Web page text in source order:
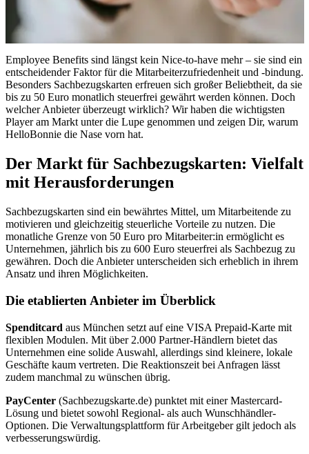
Employee Benefits sind längst kein Nice-to-have mehr – sie sind ein
entscheidender Faktor für die Mitarbeiterzufriedenheit und -bindung.
Besonders Sachbezugskarten erfreuen sich großer Beliebtheit, da sie
bis zu 50 Euro monatlich steuerfrei gewährt werden können. Doch
welcher Anbieter überzeugt wirklich? Wir haben die wichtigsten
Player am Markt unter die Lupe genommen und zeigen Dir, warum
HelloBonnie die Nase vorn hat.
Der Markt für Sachbezugskarten: Vielfalt
mit Herausforderungen
Sachbezugskarten sind ein bewährtes Mittel, um Mitarbeitende zu
motivieren und gleichzeitig steuerliche Vorteile zu nutzen. Die
monatliche Grenze von 50 Euro pro Mitarbeiter:in ermöglicht es
Unternehmen, jährlich bis zu 600 Euro steuerfrei als Sachbezug zu
gewähren. Doch die Anbieter unterscheiden sich erheblich in ihrem
Ansatz und ihren Möglichkeiten.
Die etablierten Anbieter im Überblick
Spenditcard aus München setzt auf eine VISA Prepaid-Karte mit
flexiblen Modulen. Mit über 2.000 Partner-Händlern bietet das
Unternehmen eine solide Auswahl, allerdings sind kleinere, lokale
Geschäfte kaum vertreten. Die Reaktionszeit bei Anfragen lässt
zudem manchmal zu wünschen übrig.
PayCenter (Sachbezugskarte.de) punktet mit einer Mastercard-
Lösung und bietet sowohl Regional- als auch Wunschhändler-
Optionen. Die Verwaltungsplattform für Arbeitgeber gilt jedoch als
verbesserungswürdig.